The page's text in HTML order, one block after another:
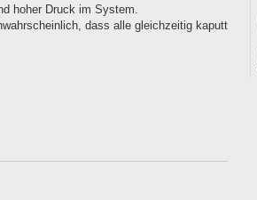
hoher Druck im System.
dass alle gleichzeitig kaputt